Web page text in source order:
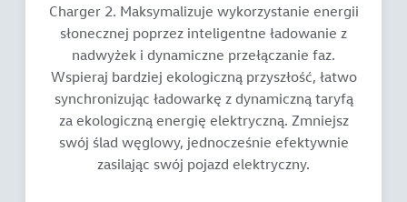
Charger 2. Maksymalizuje wykorzystanie energii
słonecznej poprzez inteligentne ładowanie z
nadwyżek i dynamiczne przełączanie faz.
Wspieraj bardziej ekologiczną przyszłość, łatwo
synchronizując ładowarkę z dynamiczną taryfą
za ekologiczną energię elektryczną. Zmniejsz
swój ślad węglowy, jednocześnie efektywnie
zasilając swój pojazd elektryczny.